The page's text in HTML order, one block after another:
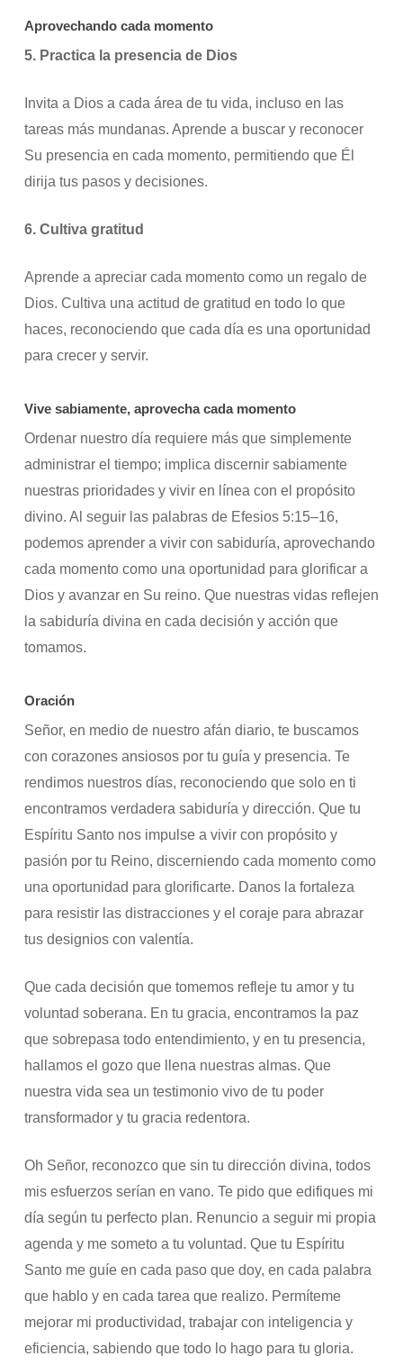
Aprovechando cada momento
5. Practica la presencia de Dios
Invita a Dios a cada área de tu vida, incluso en las
tareas más mundanas. Aprende a buscar y reconocer
Su presencia en cada momento, permitiendo que Él
dirija tus pasos y decisiones.
6. Cultiva gratitud
Aprende a apreciar cada momento como un regalo de
Dios. Cultiva una actitud de gratitud en todo lo que
haces, reconociendo que cada día es una oportunidad
para crecer y servir.
Vive sabiamente, aprovecha cada momento
Ordenar nuestro día requiere más que simplemente
administrar el tiempo; implica discernir sabiamente
nuestras prioridades y vivir en línea con el propósito
divino. Al seguir las palabras de Efesios 5:15–16,
podemos aprender a vivir con sabiduría, aprovechando
cada momento como una oportunidad para glorificar a
Dios y avanzar en Su reino. Que nuestras vidas reflejen
la sabiduría divina en cada decisión y acción que
tomamos.
Oración
Señor, en medio de nuestro afán diario, te buscamos
con corazones ansiosos por tu guía y presencia. Te
rendimos nuestros días, reconociendo que solo en ti
encontramos verdadera sabiduría y dirección. Que tu
Espíritu Santo nos impulse a vivir con propósito y
pasión por tu Reino, discerniendo cada momento como
una oportunidad para glorificarte. Danos la fortaleza
para resistir las distracciones y el coraje para abrazar
tus designios con valentía.
Que cada decisión que tomemos refleje tu amor y tu
voluntad soberana. En tu gracia, encontramos la paz
que sobrepasa todo entendimiento, y en tu presencia,
hallamos el gozo que llena nuestras almas. Que
nuestra vida sea un testimonio vivo de tu poder
transformador y tu gracia redentora.
Oh Señor, reconozco que sin tu dirección divina, todos
mis esfuerzos serían en vano. Te pido que edifiques mi
día según tu perfecto plan. Renuncio a seguir mi propia
agenda y me someto a tu voluntad. Que tu Espíritu
Santo me guíe en cada paso que doy, en cada palabra
que hablo y en cada tarea que realizo. Permíteme
mejorar mi productividad, trabajar con inteligencia y
eficiencia, sabiendo que todo lo hago para tu gloria.